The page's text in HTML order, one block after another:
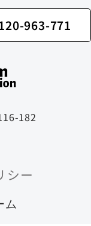
963-771
182
シー
ム